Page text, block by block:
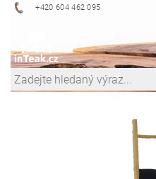
+420 604 462 095